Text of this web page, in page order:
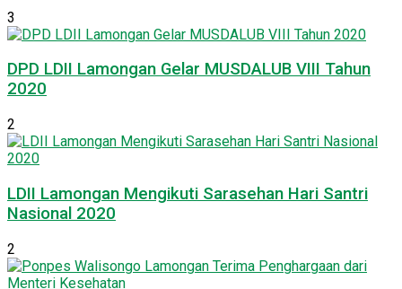
3
DPD LDII Lamongan Gelar MUSDALUB VIII Tahun
2020
2
LDII Lamongan Mengikuti Sarasehan Hari Santri
Nasional 2020
2